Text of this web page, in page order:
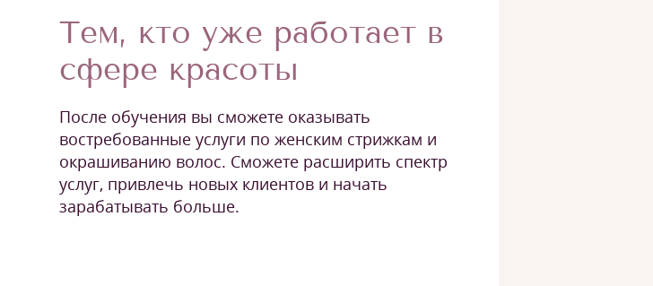
Тем, кто уже работает в
сфере красоты
После обучения вы сможете оказывать
востребованные услуги по женским стрижкам и
окрашиванию волос. Сможете расширить спектр
услуг, привлечь новых клиентов и начать
зарабатывать больше.